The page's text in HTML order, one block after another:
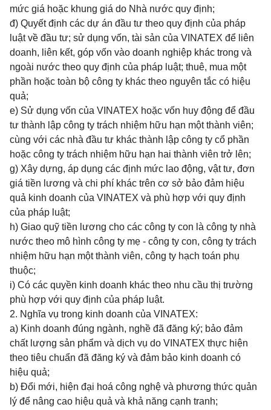
mức giá hoặc khung giá do Nhà nước quy định;
đ) Quyết định các dự án đầu tư theo quy định của pháp
luật về đầu tư; sử dụng vốn, tài sản của VINATEX để liên
doanh, liên kết, góp vốn vào doanh nghiệp khác trong và
ngoài nước theo quy định của pháp luật; thuê, mua một
phần hoặc toàn bộ công ty khác theo nguyên tắc có hiệu
quả;
e) Sử dụng vốn của VINATEX hoặc vốn huy động để đầu
tư thành lập công ty trách nhiệm hữu hạn một thành viên;
cùng với các nhà đầu tư khác thành lập công ty cổ phần
hoặc công ty trách nhiệm hữu hạn hai thành viên trở lên;
g) Xây dựng, áp dụng các định mức lao động, vật tư, đơn
giá tiền lương và chi phí khác trên cơ sở bảo đảm hiệu
quả kinh doanh của VINATEX và phù hợp với quy định
của pháp luật;
h) Giao quỹ tiền lương cho các công ty con là công ty nhà
nước theo mô hình công ty mẹ - công ty con, công ty trách
nhiệm hữu hạn một thành viên, công ty hạch toán phụ
thuộc;
i) Có các quyền kinh doanh khác theo nhu cầu thị trường
phù hợp với quy định của pháp luật.
2. Nghĩa vụ trong kinh doanh của VINATEX:
a) Kinh doanh đúng ngành, nghề đã đăng ký; bảo đảm
chất lượng sản phẩm và dịch vụ do VINATEX thực hiện
theo tiêu chuẩn đã đăng ký và đảm bảo kinh doanh có
hiệu quả;
b) Đổi mới, hiện đại hoá công nghệ và phương thức quản
lý để nâng cao hiệu quả và khả năng cạnh tranh;